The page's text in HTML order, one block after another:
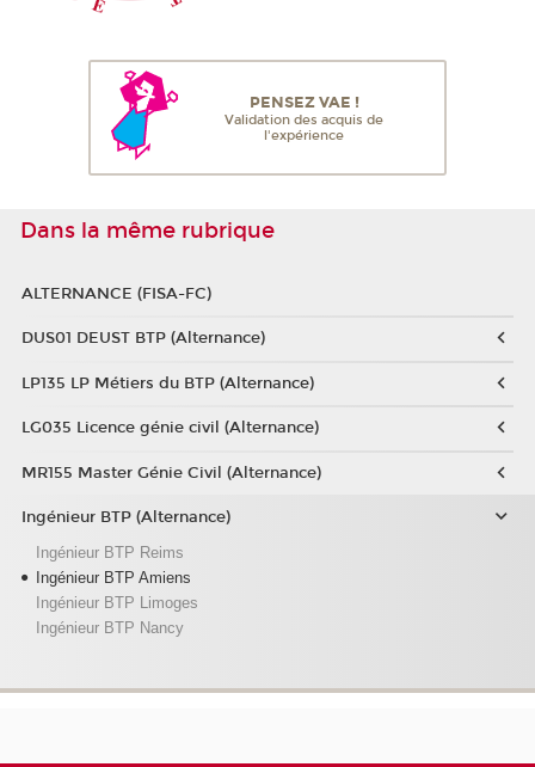
PENSEZ VAE !
Validation des acquis de
l'expérience
Dans la même rubrique
ALTERNANCE (FISA-FC)
DUS01 DEUST BTP (Alternance)
LP135 LP Métiers du BTP (Alternance)
LG035 Licence génie civil (Alternance)
MR155 Master Génie Civil (Alternance)
Ingénieur BTP (Alternance)
Ingénieur BTP Reims
Ingénieur BTP Amiens
Ingénieur BTP Limoges
Ingénieur BTP Nancy